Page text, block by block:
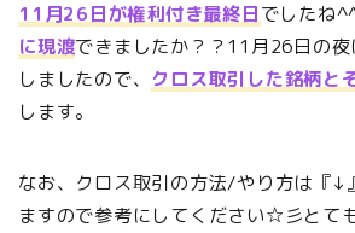
11月26日が権利付き最終日でしたね
に現渡できましたか？？11月26日の
しましたので、 クロス取引した銘柄と
します。
なお、クロス取引の方法/やり方は『↓
ますので参考にしてください☆彡とて